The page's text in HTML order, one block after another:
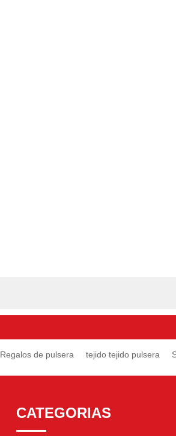
Regalos de pulsera tejido tejido pulsera
CATEGORIAS